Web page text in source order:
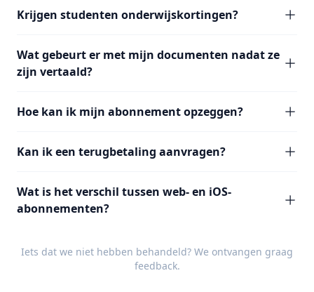
Krijgen studenten onderwijskortingen?
Wat gebeurt er met mijn documenten nadat ze
zijn vertaald?
Hoe kan ik mijn abonnement opzeggen?
Kan ik een terugbetaling aanvragen?
Wat is het verschil tussen web- en iOS-
abonnementen?
Iets dat we niet hebben behandeld? We ontvangen graag
feedback.